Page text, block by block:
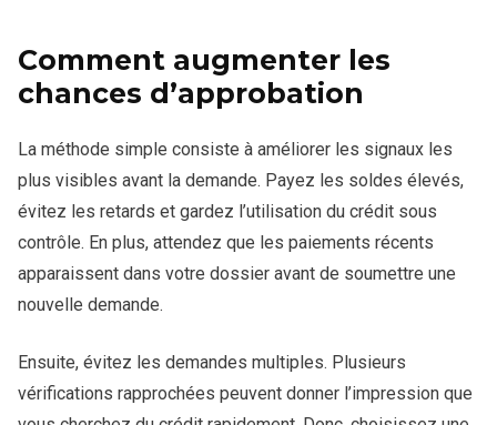
Comment augmenter les
chances d’approbation
La méthode simple consiste à améliorer les signaux les
plus visibles avant la demande. Payez les soldes élevés,
évitez les retards et gardez l’utilisation du crédit sous
contrôle. En plus, attendez que les paiements récents
apparaissent dans votre dossier avant de soumettre une
nouvelle demande.
Ensuite, évitez les demandes multiples. Plusieurs
vérifications rapprochées peuvent donner l’impression que